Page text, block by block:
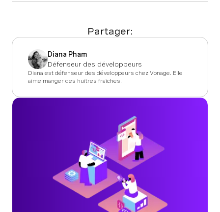
Partager:
Diana Pham
Défenseur des développeurs
Diana est défenseur des développeurs chez Vonage. Elle
aime manger des huîtres fraîches.